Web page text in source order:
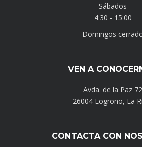
Sábados
4:30 - 15:00
Domingos
VEN A
Avda. de la Paz 72
26004 Logroño, La
CONTACTA CON